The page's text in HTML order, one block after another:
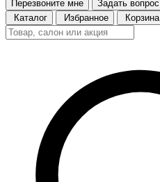
Перезвоните мне
Задать вопрос
Каталог
Избранное Корзина